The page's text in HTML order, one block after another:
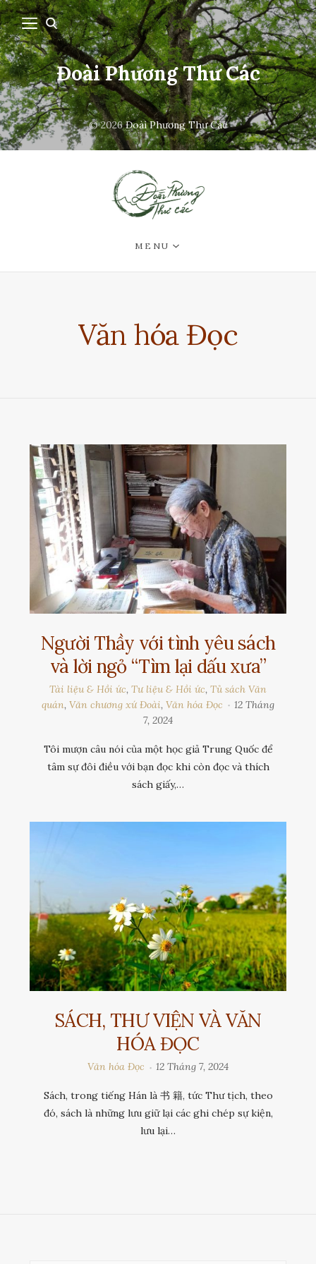
Đoài Phương Thư Các
© 2026Đoài Phương Thư Các
MENU
Văn hóa Đọc
Người Thầy với tình yêu sách
và lời ngỏ “Tìm lại dấu xưa”
Tài liệu & Hồi ức, Tư liệu & Hồi ức, Tủ sách Văn
quán,Văn chương xứ Đoài,Văn hóa Đọc
12 Tháng
7, 2024
Tôi mượn câu nói của một học giả Trung Quốc để
tâm sự đôi điều với bạn đọc khi còn đọc và thích
sách giấy,…
SÁCH, THƯ VIỆN VÀ VĂN
HÓA ĐỌC
Văn hóa Đọc 12 Tháng 7, 2024
Sách, trong tiếng Hán là 书 籍, tức Thư tịch, theo
đó, sách là những lưu giữ lại các ghi chép sự kiện,
lưu lại…